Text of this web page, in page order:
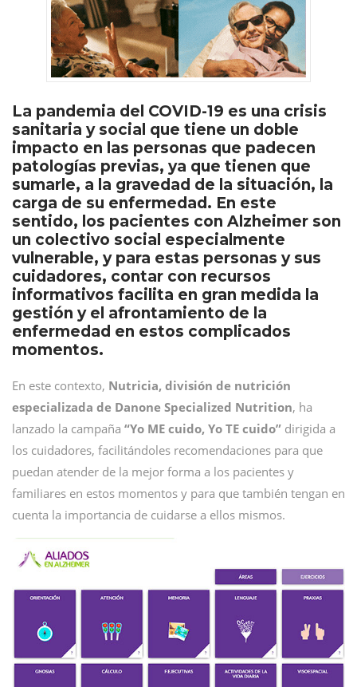
La pandemia del COVID-19 es una crisis
sanitaria y social que tiene un doble
impacto en las personas que padecen
patologías previas, ya que tienen que
sumarle, a la gravedad de la situación, la
carga de su enfermedad. En este
sentido, los pacientes con Alzheimer son
un colectivo social especialmente
vulnerable, y para estas personas y sus
cuidadores, contar con recursos
informativos facilita en gran medida la
gestión y el afrontamiento de la
enfermedad en estos complicados
momentos.
En este contexto, Nutricia, división de nutrición
especializada de Danone Specialized Nutrition, ha
lanzado la campaña “Yo ME cuido, Yo TE cuido” dirigida a
los cuidadores, facilitándoles recomendaciones para que
puedan atender de la mejor forma a los pacientes y
familiares en estos momentos y para que también tengan en
cuenta la importancia de cuidarse a ellos mismos.